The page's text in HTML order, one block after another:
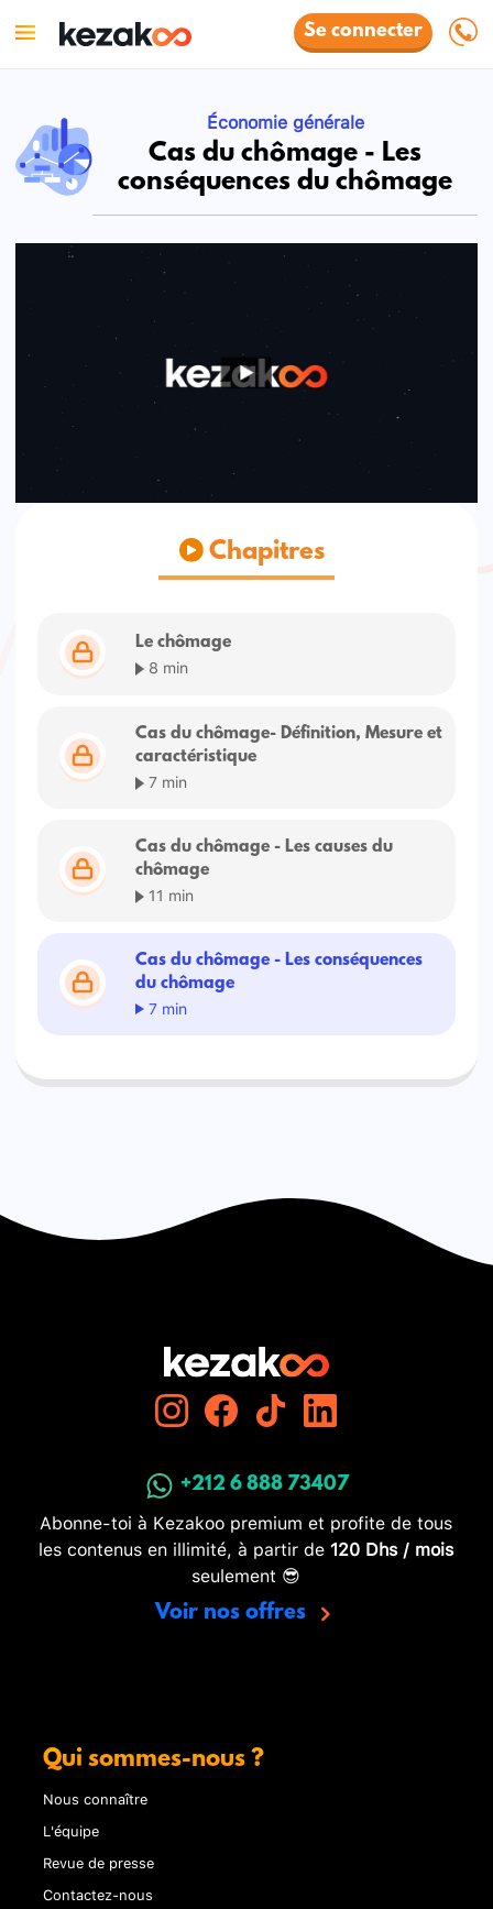
Se connecter
Économie générale
Cas du chômage - Les
conséquences du chômage
Chapitres
Le chômage
8 min
Cas du chômage- Définition, Mesure et
caractéristique
7 min
Cas du chômage - Les causes du
chômage
11 min
Cas du chômage - Les conséquences
du chômage
7 min
+212 6 888 73407
Abonne-toi à Kezakoo premium et profite de tous
les contenus en illimité, à partir de 120 Dhs / mois
seulement 😎
Voir nos offres
Qui sommes-nous ?
Nous connaître
L'équipe
Revue de presse
Contactez-nous